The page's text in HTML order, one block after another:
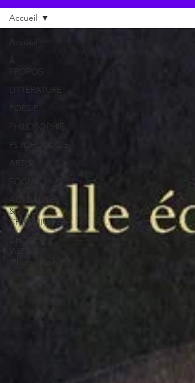
Accueil
PROPOS
LITTÉRATURE
POÉSIE
PHILOSOPHIE
PSYCHOLOGIE
ART(S)
FOCUS
ACTUALITÉS
&
CHRONIQUES
CHOSES
VUES
(Photographies)
Accueil